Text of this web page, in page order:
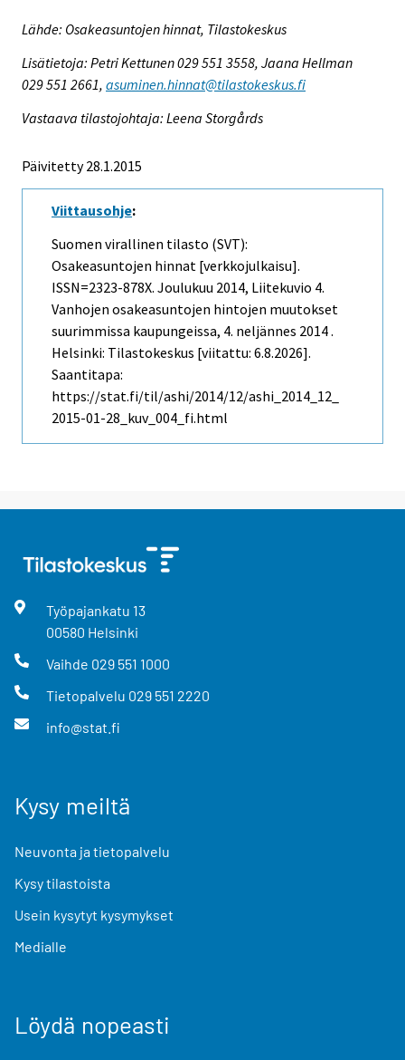
Lähde: Osakeasuntojen hinnat, Tilastokeskus
Lisätietoja: Petri Kettunen 029 551 3558, Jaana Hellman
029 551 2661, asuminen.hinnat@tilastokeskus.fi
Vastaava tilastojohtaja: Leena Storgårds
Päivitetty 28.1.2015
Viittausohje:
Suomen virallinen tilasto (SVT):
Osakeasuntojen hinnat [verkkojulkaisu].
ISSN=2323-878X. Joulukuu 2014, Liitekuvio 4.
Vanhojen osakeasuntojen hintojen muutokset
suurimmissa kaupungeissa, 4. neljännes 2014 .
Helsinki: Tilastokeskus [viitattu: 6.8.2026].
Saantitapa:
https://stat.fi/til/ashi/2014/12/ashi_2014_12_
2015-01-28_kuv_004_fi.html
Työpajankatu 13
00580 Helsinki
Vaihde 029 551 1000
Tietopalvelu 029 551 2220
info@stat.fi
Kysy meiltä
Neuvonta ja tietopalvelu
Kysy tilastoista
Usein kysytyt kysymykset
Medialle
Löydä nopeasti